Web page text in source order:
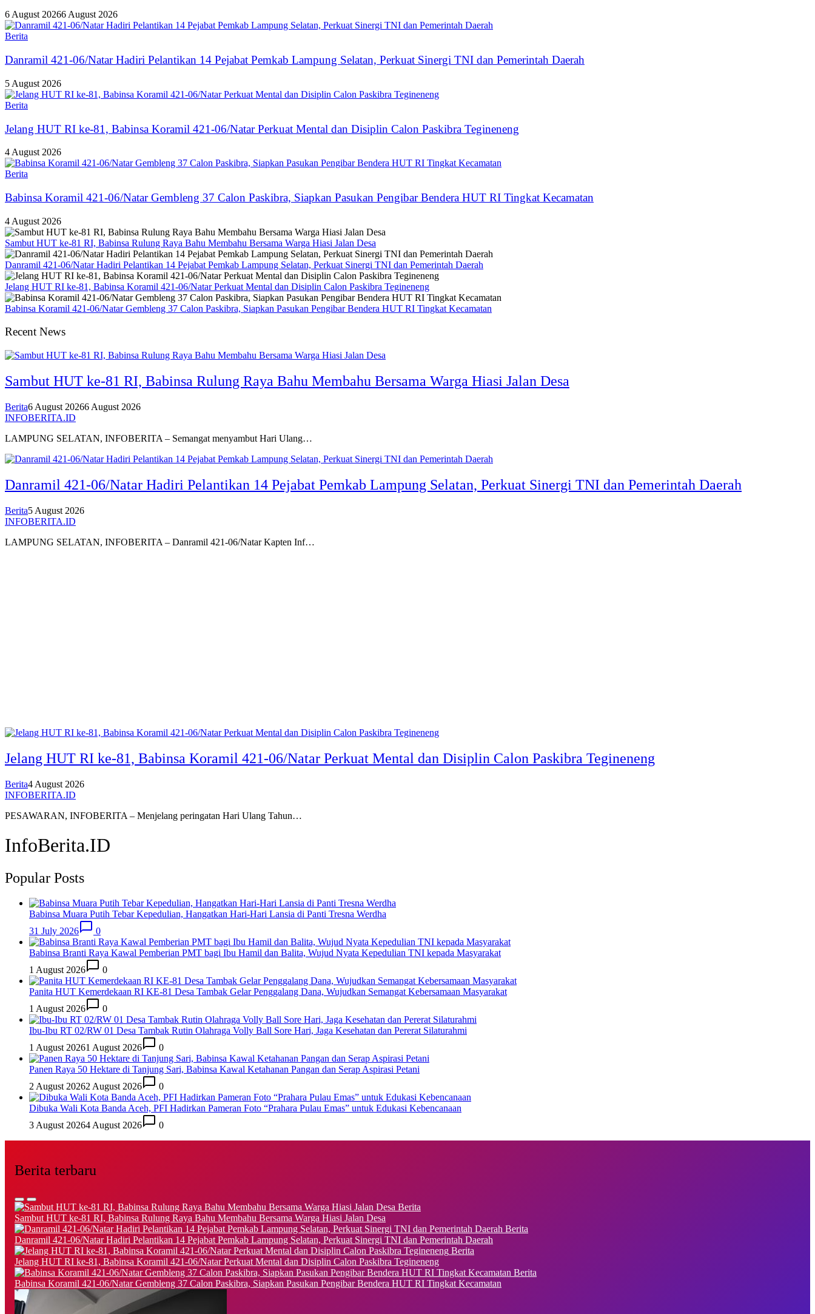
6 August 20266 August 2026
Berita
Danramil 421-06/Natar Hadiri Pelantikan 14 Pejabat Pemkab Lampung Selatan, Perkuat Sinergi TNI dan Pemerintah Daerah
5 August 2026
Berita
Jelang HUT RI ke-81, Babinsa Koramil 421-06/Natar Perkuat Mental dan Disiplin Calon Paskibra Tegineneng
4 August 2026
Berita
Babinsa Koramil 421-06/Natar Gembleng 37 Calon Paskibra, Siapkan Pasukan Pengibar Bendera HUT RI Tingkat Kecamatan
4 August 2026
Sambut HUT ke-81 RI, Babinsa Rulung Raya Bahu Membahu Bersama Warga Hiasi Jalan Desa
Danramil 421-06/Natar Hadiri Pelantikan 14 Pejabat Pemkab Lampung Selatan, Perkuat Sinergi TNI dan Pemerintah Daerah
Jelang HUT RI ke-81, Babinsa Koramil 421-06/Natar Perkuat Mental dan Disiplin Calon Paskibra Tegineneng
Babinsa Koramil 421-06/Natar Gembleng 37 Calon Paskibra, Siapkan Pasukan Pengibar Bendera HUT RI Tingkat Kecamatan
Recent News
Sambut HUT ke-81 RI, Babinsa Rulung Raya Bahu Membahu Bersama Warga Hiasi Jalan Desa
Berita6 August 20266 August 2026
INFOBERITA.ID
LAMPUNG SELATAN, INFOBERITA – Semangat menyambut Hari Ulang…
Danramil 421-06/Natar Hadiri Pelantikan 14 Pejabat Pemkab Lampung Selatan, Perkuat Sinergi TNI dan Pemerintah Daerah
Berita5 August 2026
INFOBERITA.ID
LAMPUNG SELATAN, INFOBERITA – Danramil 421-06/Natar Kapten Inf…
Jelang HUT RI ke-81, Babinsa Koramil 421-06/Natar Perkuat Mental dan Disiplin Calon Paskibra Tegineneng
Berita4 August 2026
INFOBERITA.ID
PESAWARAN, INFOBERITA – Menjelang peringatan Hari Ulang Tahun…
InfoBerita.ID
Popular Posts
Babinsa Muara Putih Tebar Kepedulian, Hangatkan Hari-Hari Lansia di Panti Tresna Werdha
31 July 2026
0
Babinsa Branti Raya Kawal Pemberian PMT bagi Ibu Hamil dan Balita, Wujud Nyata Kepedulian TNI kepada Masyarakat
1 August 2026
0
Panita HUT Kemerdekaan RI KE-81 Desa Tambak Gelar Penggalang Dana, Wujudkan Semangat Kebersamaan Masyarakat
1 August 2026
0
Ibu-Ibu RT 02/RW 01 Desa Tambak Rutin Olahraga Volly Ball Sore Hari, Jaga Kesehatan dan Pererat Silaturahmi
1 August 20261 August 2026 0
Panen Raya 50 Hektare di Tanjung Sari, Babinsa Kawal Ketahanan Pangan dan Serap Aspirasi Petani
2 August 20262 August 2026 0
Dibuka Wali Kota Banda Aceh, PFI Hadirkan Pameran Foto “Prahara Pulau Emas” untuk Edukasi Kebencanaan
3 August 20264 August 2026 0
Berita terbaru
Berita
Sambut HUT ke-81 RI, Babinsa Rulung Raya Bahu Membahu Bersama Warga Hiasi Jalan Desa
Berita
Danramil 421-06/Natar Hadiri Pelantikan 14 Pejabat Pemkab Lampung Selatan, Perkuat Sinergi TNI dan Pemerintah Daerah
Berita
Jelang HUT RI ke-81, Babinsa Koramil 421-06/Natar Perkuat Mental dan Disiplin Calon Paskibra Tegineneng
Berita
Babinsa Koramil 421-06/Natar Gembleng 37 Calon Paskibra, Siapkan Pasukan Pengibar Bendera HUT RI Tingkat Kecamatan